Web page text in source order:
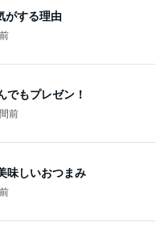
がする理由
でもプレゼン！
前
味しいおつまみ